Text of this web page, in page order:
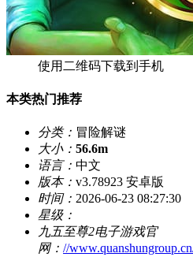
使用二维码下载到手机
本类热门推荐
分类： 冒险解谜
大小： 56.6m
语言： 中文
版本： v3.78923 安卓版
时间： 2026-06-23 08:27:30
星级：
九五至尊2电子游戏官
网： //